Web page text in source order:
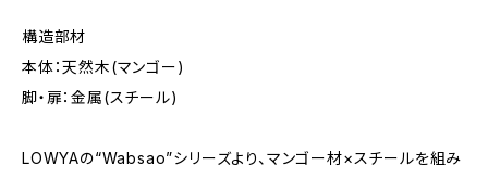
構造部材
本体：天然木(マンゴー)
脚・扉：金属(スチール)
LOWYAの“Wabsao”シリーズより、マンゴー材×スチールを組み